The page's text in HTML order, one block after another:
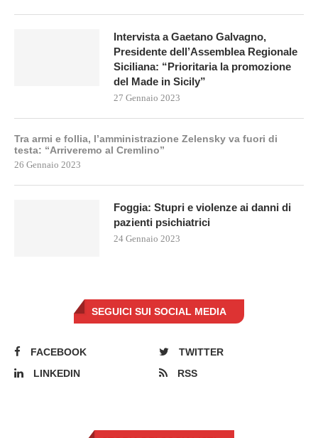
Intervista a Gaetano Galvagno,
Presidente dell’Assemblea Regionale
Siciliana: “Prioritaria la promozione
del Made in Sicily”
27 Gennaio 2023
Tra armi e follia, l’amministrazione Zelensky va fuori di
testa: “Arriveremo al Cremlino”
26 Gennaio 2023
Foggia: Stupri e violenze ai danni di
pazienti psichiatrici
24 Gennaio 2023
SEGUICI SUI SOCIAL MEDIA
FACEBOOK
TWITTER
LINKEDIN
RSS